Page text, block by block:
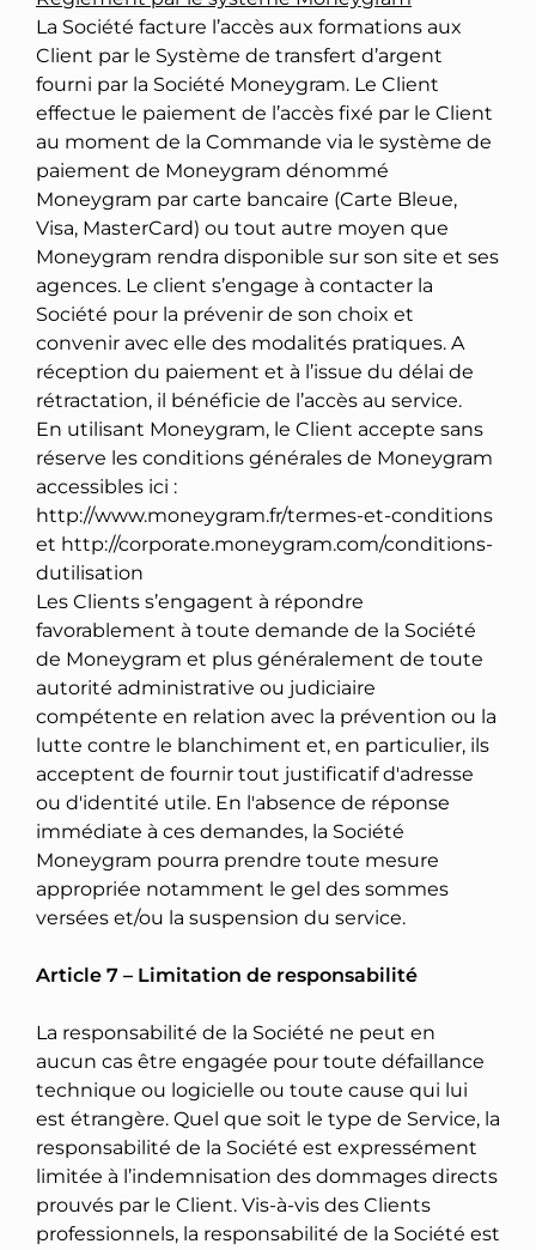
La Société facture l’accès aux formations aux
Client par le Système de transfert d’argent
fourni par la Société Moneygram. Le Client
effectue le paiement de l’accès fixé par le Client
au moment de la Commande via le système de
paiement de Moneygram dénommé
Moneygram par carte bancaire (Carte Bleue,
Visa, MasterCard) ou tout autre moyen que
Moneygram rendra disponible sur son site et ses
agences. Le client s’engage à contacter la
Société pour la prévenir de son choix et
convenir avec elle des modalités pratiques. A
réception du paiement et à l’issue du délai de
rétractation, il bénéficie de l’accès au service.
En utilisant Moneygram, le Client accepte sans
réserve les conditions générales de Moneygram
accessibles ici :
http://www.moneygram.fr/termes-et-conditions
et http://corporate.moneygram.com/conditions-
dutilisation
Les Clients s’engagent à répondre
favorablement à toute demande de la Société
de Moneygram et plus généralement de toute
autorité administrative ou judiciaire
compétente en relation avec la prévention ou la
lutte contre le blanchiment et, en particulier, ils
acceptent de fournir tout justificatif d'adresse
ou d'identité utile. En l'absence de réponse
immédiate à ces demandes, la Société
Moneygram pourra prendre toute mesure
appropriée notamment le gel des sommes
versées et/ou la suspension du service.
Article 7 – Limitation de responsabilité
La responsabilité de la Société ne peut en
aucun cas être engagée pour toute défaillance
technique ou logicielle ou toute cause qui lui
est étrangère. Quel que soit le type de Service, la
responsabilité de la Société est expressément
limitée à l’indemnisation des dommages directs
prouvés par le Client. Vis-à-vis des Clients
professionnels, la responsabilité de la Société est